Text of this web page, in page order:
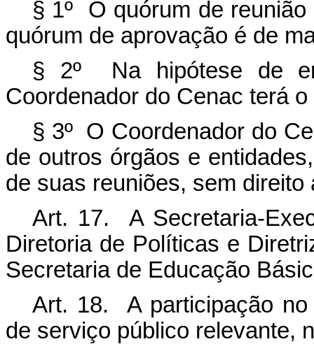
§ 1º O quórum de
quórum de aprovação é de
§ 2º Na hipótese de
Coordenador do Cenac terá
§ 3º O Coordenador do
de outros órgãos e
de suas reuniões, sem direito
Art. 17. A Secretaria-
Diretoria de Políticas e
Secretaria de Educação
Art. 18. A participação no
de serviço público relevante,